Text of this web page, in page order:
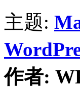
主题:
作者: